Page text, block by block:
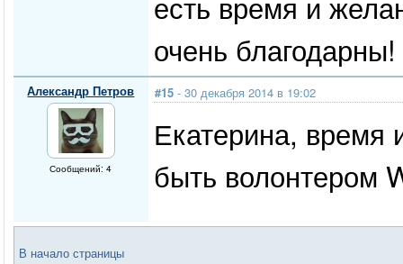
очень
Александр Петров
Сообщений: 4
#15 - 30 декабря 2014 в 19:02
Екатерина, время
быть волонтером
В начало страницы